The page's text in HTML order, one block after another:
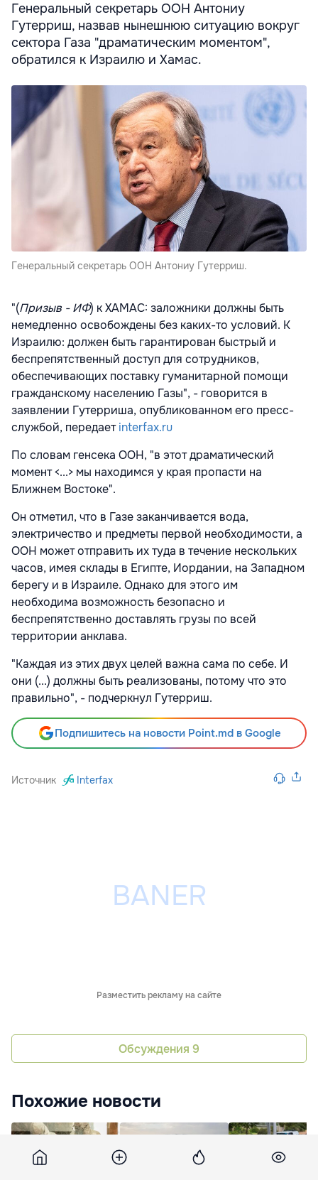
Генеральный секретарь ООН Антониу
Гутерриш, назвав нынешнюю ситуацию вокруг
сектора Газа "драматическим моментом",
обратился к Израилю и Хамас.
Генеральный секретарь ООН Антониу Гутерриш.
"(Призыв - ИФ) к ХАМАС: заложники должны быть
немедленно освобождены без каких-то условий. К
Израилю: должен быть гарантирован быстрый и
беспрепятственный доступ для сотрудников,
обеспечивающих поставку гуманитарной помощи
гражданскому населению Газы", - говорится в
заявлении Гутерриша, опубликованном его пресс-
службой, передаетinterfax.ru
По словам генсека ООН, "в этот драматический
момент <...> мы находимся у края пропасти на
Ближнем Востоке".
Он отметил, что в Газе заканчивается вода,
электричество и предметы первой необходимости, а
ООН может отправить их туда в течение нескольких
часов, имея склады в Египте, Иордании, на Западном
берегу и в Израиле. Однако для этого им
необходима возможность безопасно и
беспрепятственно доставлять грузы по всей
территории анклава.
"Каждая из этих двух целей важна сама по себе. И
они (...) должны быть реализованы, потому что это
правильно", - подчеркнул Гутерриш.
Подпишитесь на новости Point.md в Google
Источник Interfax
Разместить рекламу на сайте
Обсуждения 9
Похожие новости